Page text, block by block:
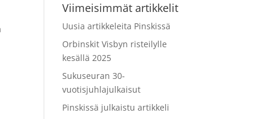
Viimeisimmät artikkelit
Uusia artikkeleita Pinskissä
Orbinskit Visbyn risteilylle
kesällä 2025
Sukuseuran 30-
vuotisjuhlajulkaisut
Pinskissä julkaistu artikkeli